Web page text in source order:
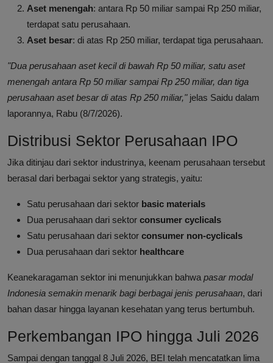
Aset menengah: antara Rp 50 miliar sampai Rp 250 miliar,
terdapat satu perusahaan.
Aset besar: di atas Rp 250 miliar, terdapat tiga perusahaan.
"Dua perusahaan aset kecil di bawah Rp 50 miliar, satu aset
menengah antara Rp 50 miliar sampai Rp 250 miliar, dan tiga
perusahaan aset besar di atas Rp 250 miliar,"jelas Saidu dalam
laporannya, Rabu (8/7/2026).
Distribusi Sektor Perusahaan IPO
Jika ditinjau dari sektor industrinya, keenam perusahaan tersebut
berasal dari berbagai sektor yang strategis, yaitu:
Satu perusahaan dari sektor basic materials
Dua perusahaan dari sektor consumer cyclicals
Satu perusahaan dari sektor consumer non-cyclicals
Dua perusahaan dari sektor healthcare
Keanekaragaman sektor ini menunjukkan bahwa pasar modal
Indonesia semakin menarik bagi berbagai jenis perusahaan, dari
bahan dasar hingga layanan kesehatan yang terus bertumbuh.
Perkembangan IPO hingga Juli 2026
Sampai dengan tanggal 8 Juli 2026, BEI telah mencatatkan lima